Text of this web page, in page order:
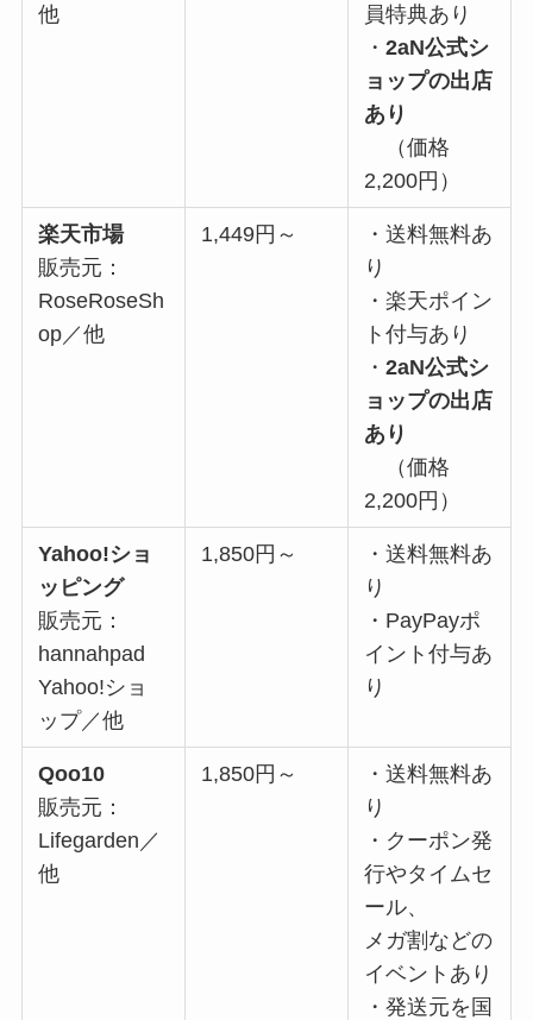
他
員特典あり
・2aN公式シ
ョップの出店
あり
（価格
2,200円）
楽天市場
販売元：
RoseRoseSh
op／他
1,449円～
・送料無料あ
り
・楽天ポイン
ト付与あり
・2aN公式シ
ョップの出店
あり
（価格
2,200円）
Yahoo!ショ
ッピング
販売元：
hannahpad
Yahoo!ショ
ップ／他
1,850円～
・送料無料あ
り
・PayPayポ
イント付与あ
り
Qoo10
販売元：
Lifegarden／
他
1,850円～
・送料無料あ
り
・クーポン発
行やタイムセ
ール、
メガ割などの
イベントあり
・発送元を国